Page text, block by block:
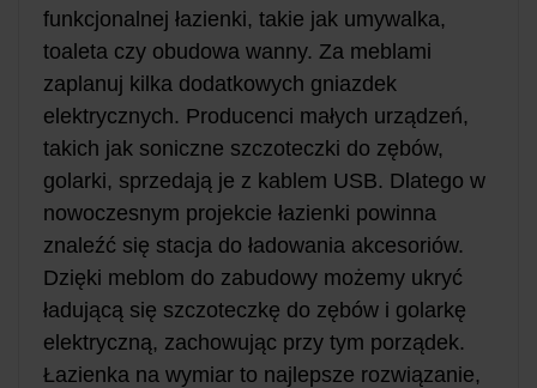
funkcjonalnej łazienki, takie jak umywalka,
toaleta czy obudowa wanny. Za meblami
zaplanuj kilka dodatkowych gniazdek
elektrycznych. Producenci małych urządzeń,
takich jak soniczne szczoteczki do zębów,
golarki, sprzedają je z kablem USB. Dlatego w
nowoczesnym projekcie łazienki powinna
znaleźć się stacja do ładowania akcesoriów.
Dzięki meblom do zabudowy możemy ukryć
ładującą się szczoteczkę do zębów i golarkę
elektryczną, zachowując przy tym porządek.
Łazienka na wymiar to najlepsze rozwiązanie,